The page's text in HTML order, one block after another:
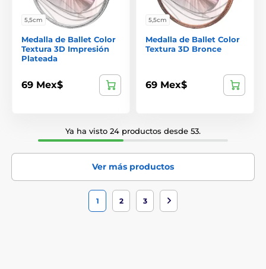
5,5cm
Medalla de Ballet Color
Textura 3D Impresión
Plateada
69 Mex$
5,5cm
Medalla de Ballet Color
Textura 3D Bronce
69 Mex$
Ya ha visto 24 productos desde 53.
Ver más productos
1 2 3